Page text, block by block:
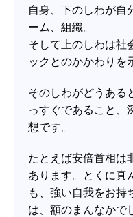
自身、下のしわが自
ーム、組織。
そして上のしわは社
ックとのかかわりを
そのしわがどうある
っすぐであること、
想です。
たとえば安倍首相は
あります。とくに真
も、強い自我をお持
は、額のまんなかで